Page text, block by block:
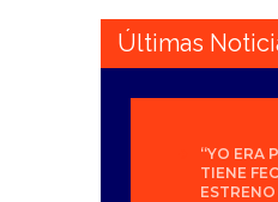
Últimas
“YO ERA
TIENE
ESTRENO